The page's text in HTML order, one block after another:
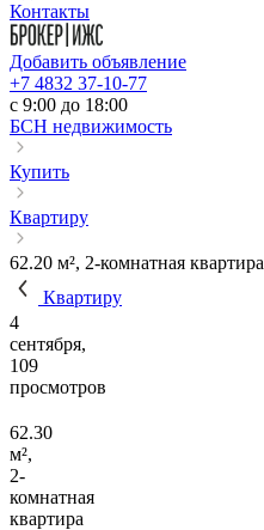
Контакты
Добавить объявление
+7 4832 37-10-77
c 9:00 до 18:00
БСН недвижимость
Купить
Квартиру
62.20 м², 2-комнатная квартира
Квартиру
4
сентября,
109
просмотров
62.30
м²,
2-
комнатная
квартира